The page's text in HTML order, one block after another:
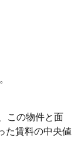
この物件と面
た賃料の中央値